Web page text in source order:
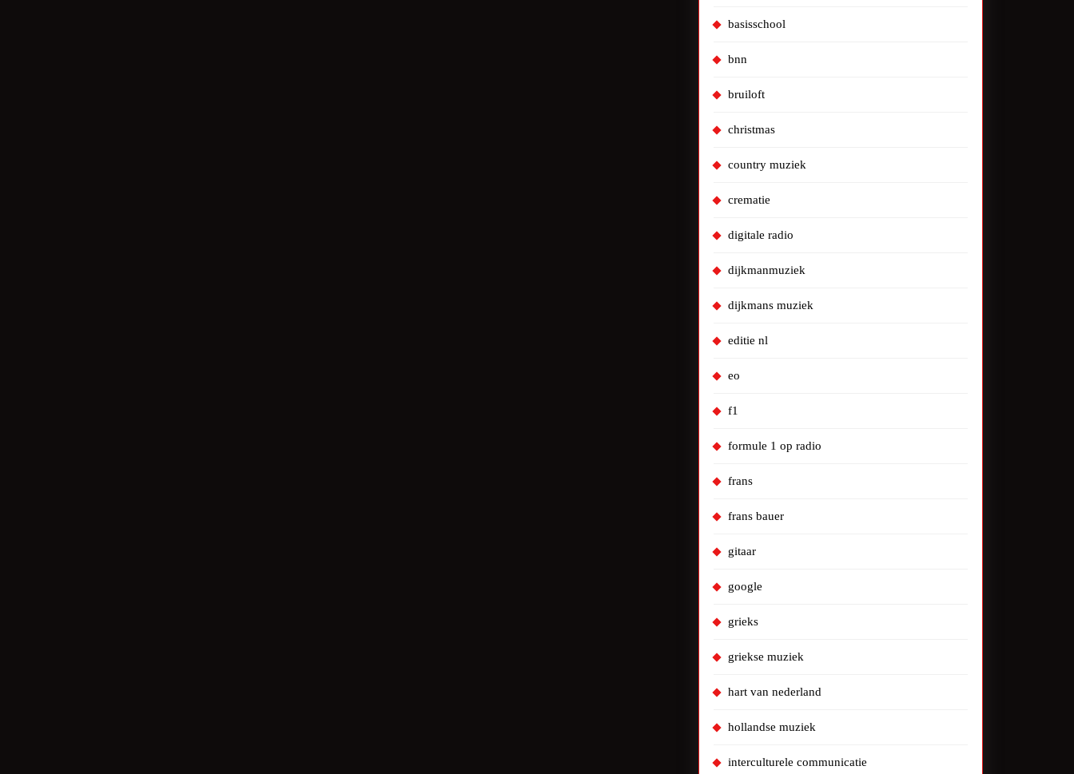
basisschool
bnn
bruiloft
christmas
country muziek
crematie
digitale radio
dijkmanmuziek
dijkmans muziek
editie nl
eo
f1
formule 1 op radio
frans
frans bauer
gitaar
google
grieks
griekse muziek
hart van nederland
hollandse muziek
interculturele communicatie